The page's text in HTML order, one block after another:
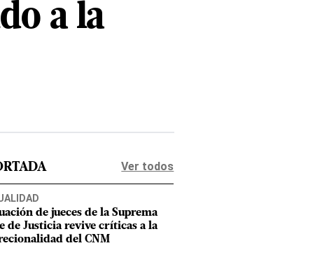
a la
Ver todos
de jueces de la Suprema
de Justicia revive críticas a la
del CNM